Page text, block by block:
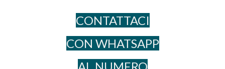
CONTATTACI
CON WHATSAPP